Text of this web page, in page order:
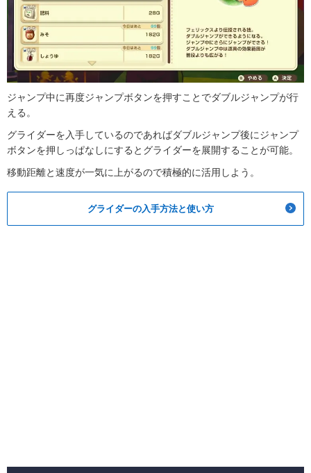
ジャンプ中に再度ジャンプボタンを押すことでダブルジャンプが行
える。
グライダーを入手しているのであればダブルジャンプ後にジャンプ
ボタンを押しっぱなしにするとグライダーを展開することが可能。
移動距離と速度が一気に上がるので積極的に活用しよう。
グライダーの入手方法と使い方